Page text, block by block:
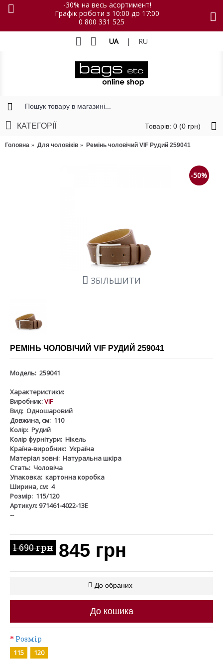
-30% на весь асортимент!
Графік роботи з 10:00 до 17:00
0 800 331 525
UA | RU
Товарів: 0 (0 грн)
КАТЕГОРІЇ
Головна Для чоловіків Ремінь чоловічий VIF Рудий 259041
-50%
ЗБІЛЬШИТИ
РЕМІНЬ ЧОЛОВІЧИЙ VIF РУДИЙ 259041
Модель: 259041
Характеристики:
Виробник:VIF
Вид: Одношаровий
Довжина, см: 110
Колір: Рудий
Колір фурнітури: Нікель
Країна-виробник: Україна
Матеріал зовні: Натуральна шкіра
Стать: Чоловіча
Упаковка: картонна коробка
Ширина, см: 4
Розмір: 115/120
Артикул: 971461-4022-13Е
--
1 690 грн 845 грн
До обраних
До кошика
Розмір
115 120